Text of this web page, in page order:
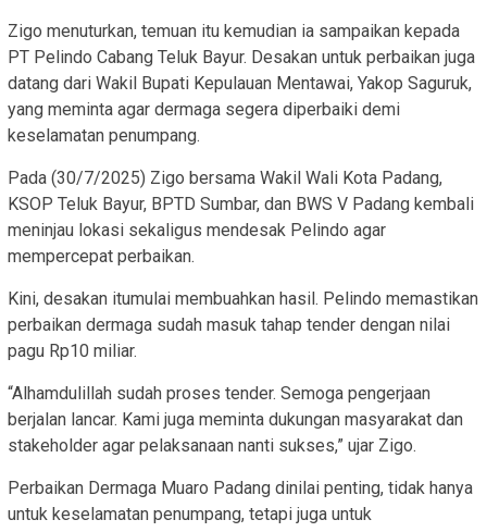
Zigo menuturkan, temuan itu kemudian ia sampaikan kepada
PT Pelindo Cabang Teluk Bayur. Desakan untuk perbaikan juga
datang dari Wakil Bupati Kepulauan Mentawai, Yakop Saguruk,
yang meminta agar dermaga segera diperbaiki demi
keselamatan penumpang.
Pada (30/7/2025) Zigo bersama Wakil Wali Kota Padang,
KSOP Teluk Bayur, BPTD Sumbar, dan BWS V Padang kembali
meninjau lokasi sekaligus mendesak Pelindo agar
mempercepat perbaikan.
Kini, desakan itumulai membuahkan hasil. Pelindo memastikan
perbaikan dermaga sudah masuk tahap tender dengan nilai
pagu Rp10 miliar.
“Alhamdulillah sudah proses tender. Semoga pengerjaan
berjalan lancar. Kami juga meminta dukungan masyarakat dan
stakeholder agar pelaksanaan nanti sukses,” ujar Zigo.
Perbaikan Dermaga Muaro Padang dinilai penting, tidak hanya
untuk keselamatan penumpang, tetapi juga untuk